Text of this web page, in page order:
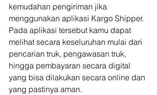
kemudahan pengiriman jika
menggunakan aplikasi Kargo Shipper.
Pada aplikasi tersebut kamu dapat
melihat secara keseluruhan mulai dari
pencarian truk, pengawasan truk,
hingga pembayaran secara digital
yang bisa dilakukan secara online dan
yang pastinya aman.